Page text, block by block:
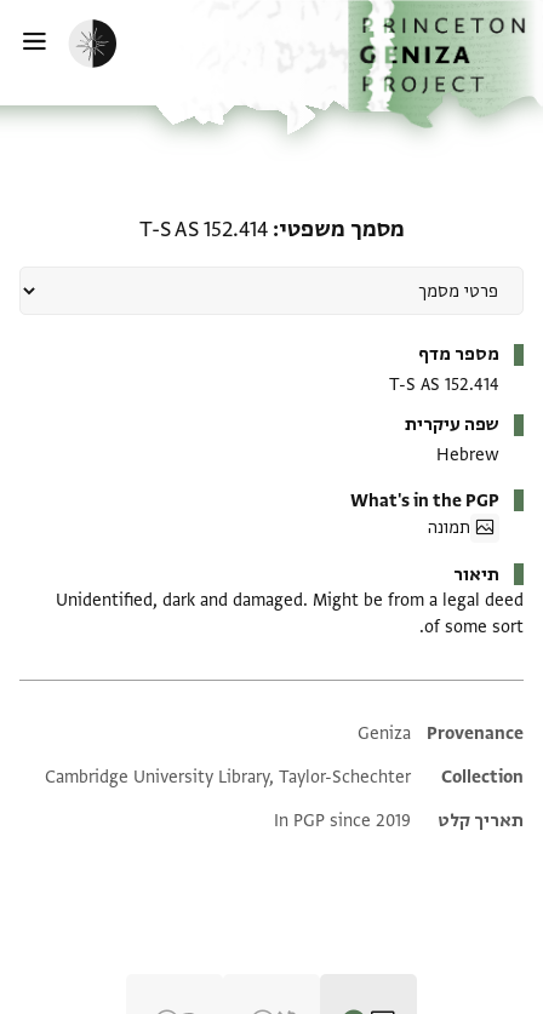
לתוכןהבית
הפעלת מצב כהה
מסמך משפטי T-S AS 152.414
מספר מדף
T-S AS 152.414
שפה עיקרית
Hebrew
What's in the PGP
תמונה
תיאור
Unidentified, dark and damaged. Might be from a legal deed
of some sort.
Additional metadata
Provenance
Geniza
Collection
Cambridge University Library, Taylor-Schechter
תאריך קלט
In PGP since 2019